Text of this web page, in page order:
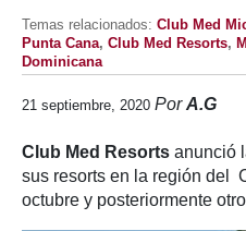
Temas relacionados: Club Med
Punta Cana, Club Med Resorts,
Dominicana
21 septiembre, 2020 PorA.G
Club Med Resorts anunció
sus resorts en la región del
octubre y posteriormente